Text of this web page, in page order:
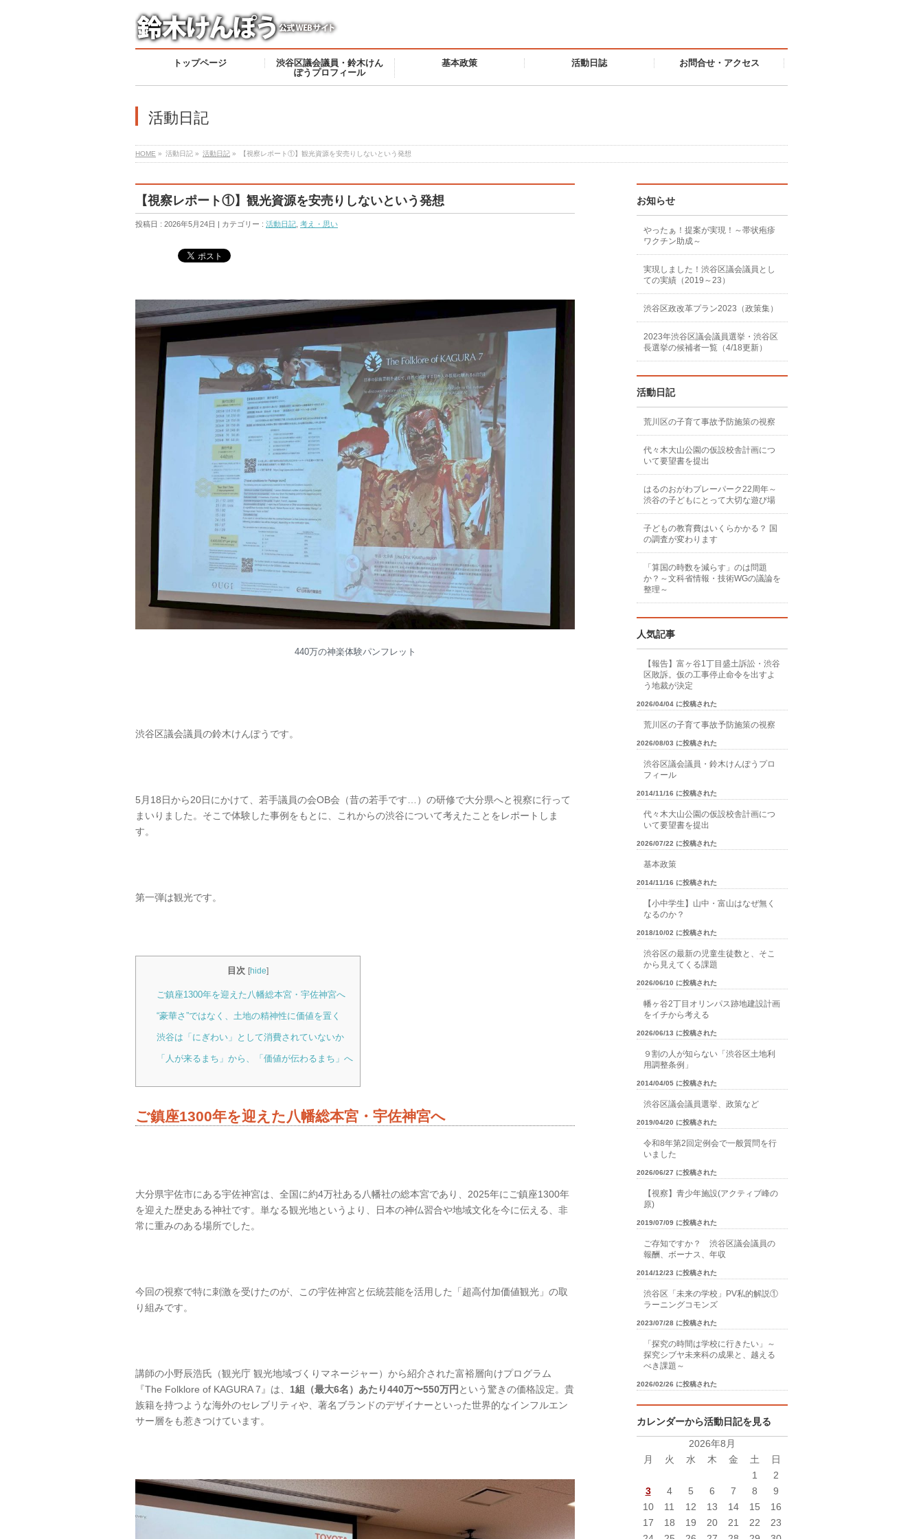
トップページ
渋谷区議会議員・鈴木けん
ぽうプロフィール
基本政策 活動日誌 お問合せ・アクセス
活動日記
HOME » 活動日記 » 活動日記 » 【視察レポート①】観光資源を安売りしないという発想
【視察レポート①】観光資源を安売りしないという発想
投稿日 : 2026年5月24日 | カテゴリー : 活動日記 考え・思い
440万の神楽体験パンフレット
渋谷区議会議員の鈴木けんぽうです。
5月18日から20日にかけて、若手議員の会OB会（昔の若手です…）の研修で大分県へと視察に行って
まいりました。そこで体験した事例をもとに、これからの渋谷について考えたことをレポートしま
す。
第一弾は観光です。
目次 [hide]
ご鎮座1300年を迎えた八幡総本宮・宇佐神宮へ
“豪華さ”ではなく、土地の精神性に価値を置く
渋谷は「にぎわい」として消費されていないか
「人が来るまち」から、「価値が伝わるまち」へ
ご鎮座1300年を迎えた八幡総本宮・宇佐神宮へ
大分県宇佐市にある宇佐神宮は、全国に約4万社ある八幡社の総本宮であり、2025年にご鎮座1300年
を迎えた歴史ある神社です。単なる観光地というより、日本の神仏習合や地域文化を今に伝える、非
常に重みのある場所でした。
今回の視察で特に刺激を受けたのが、この宇佐神宮と伝統芸能を活用した「超高付加価値観光」の取
り組みです。
講師の小野辰浩氏（観光庁 観光地域づくりマネージャー）から紹介された富裕層向けプログラム
『The Folklore of KAGURA 7』は、 1組（最大6名）あたり440万〜550万円という驚きの価格設定。貴
族籍を持つような海外のセレブリティや、著名ブランドのデザイナーといった世界的なインフルエン
サー層をも惹きつけています。
お知らせ
やったぁ！提案が実現！～帯状疱疹
ワクチン助成～
実現しました！渋谷区議会議員とし
ての実績（2019～23）
渋谷区政改革プラン2023（政策集）
2023年渋谷区議会議員選挙・渋谷区
長選挙の候補者一覧（4/18更新）
活動日記
荒川区の子育て事故予防施策の視察
代々木大山公園の仮設校舎計画につ
いて要望書を提出
はるのおがわプレーパーク22周年～
渋谷の子どもにとって大切な遊び場
子どもの教育費はいくらかかる？ 国
の調査が変わります
「算国の時数を減らす」のは問題
か？～文科省情報・技術WGの議論を
整理～
人気記事
【報告】富ヶ谷1丁目盛土訴訟・渋谷
区敗訴。仮の工事停止命令を出すよ
う地裁が決定
2026/04/04 に投稿された
荒川区の子育て事故予防施策の視察
2026/08/03 に投稿された
渋谷区議会議員・鈴木けんぽうプロ
フィール
2014/11/16 に投稿された
代々木大山公園の仮設校舎計画につ
いて要望書を提出
2026/07/22 に投稿された
基本政策
2014/11/16 に投稿された
【小中学生】山中・富山はなぜ無く
なるのか？
2018/10/02 に投稿された
渋谷区の最新の児童生徒数と、そこ
から見えてくる課題
2026/06/10 に投稿された
幡ヶ谷2丁目オリンパス跡地建設計画
をイチから考える
2026/06/13 に投稿された
９割の人が知らない「渋谷区土地利
用調整条例」
2014/04/05 に投稿された
渋谷区議会議員選挙、政策など
2019/04/20 に投稿された
令和8年第2回定例会で一般質問を行
いました
2026/06/27 に投稿された
【視察】青少年施設(アクティブ峰の
原)
2019/07/09 に投稿された
ご存知ですか？ 渋谷区議会議員の
報酬、ボーナス、年収
2014/12/23 に投稿された
渋谷区「未来の学校」PV私的解説①
ラーニングコモンズ
2023/07/28 に投稿された
「探究の時間は学校に行きたい」～
探究シブヤ未来科の成果と、越える
べき課題～
2026/02/26 に投稿された
カレンダーから活動日記を見る
2026年8月
月
火 水 木 金 土
日
1
2
3
4 5 6 7 8
9
10
11 12 13 14 15
16
17
18 19 20 21 22
23